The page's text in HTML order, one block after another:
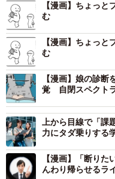
「意見は、ミットに向
親はそのように子どもに
ルはミットに命中。相
震えたものの、無事キャ
そして、親は 「誹謗中
してどんな球を投げる
【漫画】ちょっ
む
【漫画】ちょっ
む
【漫画】娘の診
覚 自閉スペクト
上から目線で「
力にタダ乗りする
【漫画】「断り
んわり帰らせるラ